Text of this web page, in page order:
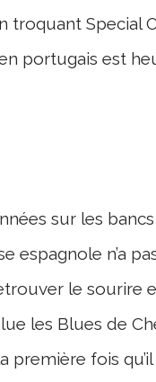
troquant Special
portugais est
sur les
espagnole n’a
le sourire
les Blues de
première fois